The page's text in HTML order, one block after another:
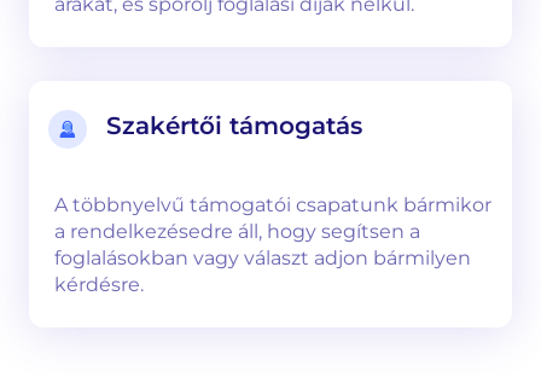
Szakértői támogatás
A többnyelvű támogatói csapatunk bármikor
a rendelkezésedre áll, hogy segítsen a
foglalásokban vagy választ adjon bármilyen
kérdésre.